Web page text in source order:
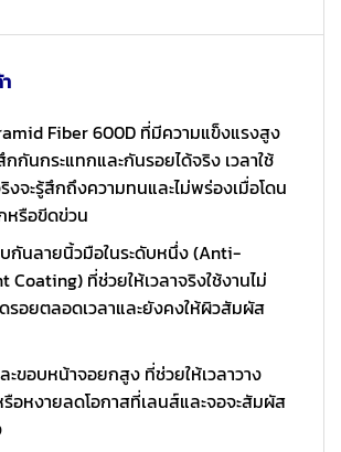
Fiber 600D ที่มีความแข็งแรงสูง
กันกระแทกและกันรอยได้จริง เวลาใช้
งจะรู้สึกถึงความทนและไม่พร่องเมื่อโดน
หรือขีดข่วน
กันลายนิ้วมือในระดับหนึ่ง (Anti-
Coating) ที่ช่วยให้เวลาจริงใช้งานไม่
รอยตลอดเวลาและยังคงให้ผิวสัมผัส
ะขอบหน้าจอยกสูง ที่ช่วยให้เวลาวาง
รือหงายลดโอกาสที่เลนส์และจอจะสัมผัส